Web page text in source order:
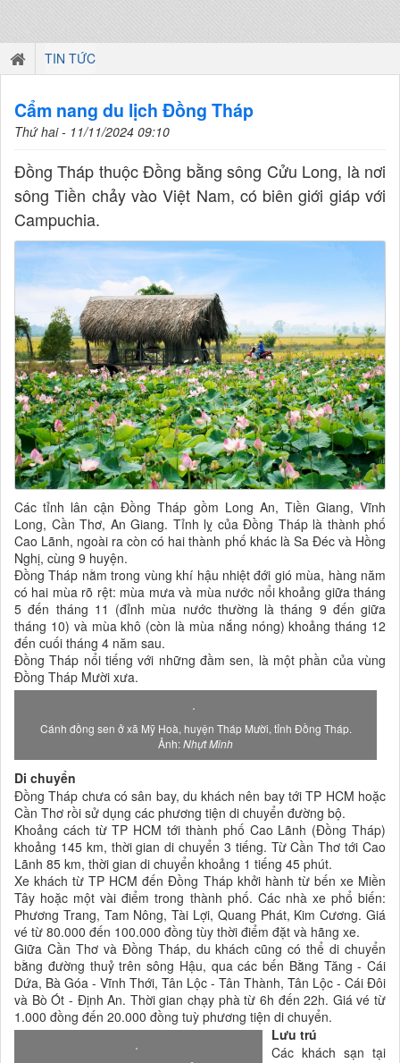
TIN TỨC
Cẩm nang du lịch Đồng Tháp
Thứ hai - 11/11/2024 09:10
Đồng Tháp thuộc Đồng bằng sông Cửu Long, là nơi
sông Tiền chảy vào Việt Nam, có biên giới giáp với
Campuchia.
Các tỉnh lân cận Đồng Tháp gồm Long An, Tiền Giang, Vĩnh
Long, Cần Thơ, An Giang. Tỉnh lỵ của Đồng Tháp là thành phố
Cao Lãnh, ngoài ra còn có hai thành phố khác là Sa Đéc và Hồng
Nghị, cùng 9 huyện.
Đồng Tháp nằm trong vùng khí hậu nhiệt đới gió mùa, hàng năm
có hai mùa rõ rệt: mùa mưa và mùa nước nổi khoảng giữa tháng
5 đến tháng 11 (đỉnh mùa nước thường là tháng 9 đến giữa
tháng 10) và mùa khô (còn là mùa nắng nóng) khoảng tháng 12
đến cuối tháng 4 năm sau.
Đồng Tháp nổi tiếng với những đầm sen, là một phần của vùng
Đồng Tháp Mười xưa.
Cánh đồng sen ở xã Mỹ Hoà, huyện Tháp Mười, tỉnh Đồng Tháp.
Ảnh:Nhựt Minh
Di chuyển
Đồng Tháp chưa có sân bay, du khách nên bay tới TP HCM hoặc
Cần Thơ rồi sử dụng các phương tiện di chuyển đường bộ.
Khoảng cách từ TP HCM tới thành phố Cao Lãnh (Đồng Tháp)
khoảng 145 km, thời gian di chuyển 3 tiếng. Từ Cần Thơ tới Cao
Lãnh 85 km, thời gian di chuyển khoảng 1 tiếng 45 phút.
Xe khách từ TP HCM đến Đồng Tháp khởi hành từ bến xe Miền
Tây hoặc một vài điểm trong thành phố. Các nhà xe phổ biến:
Phương Trang, Tam Nông, Tài Lợi, Quang Phát, Kim Cương. Giá
vé từ 80.000 đến 100.000 đồng tùy thời điểm đặt và hãng xe.
Giữa Cần Thơ và Đồng Tháp, du khách cũng có thể di chuyển
bằng đường thuỷ trên sông Hậu, qua các bến Bằng Tăng - Cái
Dứa, Bà Góa - Vĩnh Thới, Tân Lộc - Tân Thành, Tân Lộc - Cái Đôi
và Bò Ót - Định An. Thời gian chạy phà từ 6h đến 22h. Giá vé từ
1.000 đồng đến 20.000 đồng tuỳ phương tiện di chuyển.
Lưu trú
Các khách sạn tại